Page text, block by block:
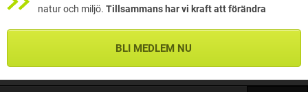
natur och miljö. Tillsammans har vi kraft att förändra
BLI MEDLEM NU